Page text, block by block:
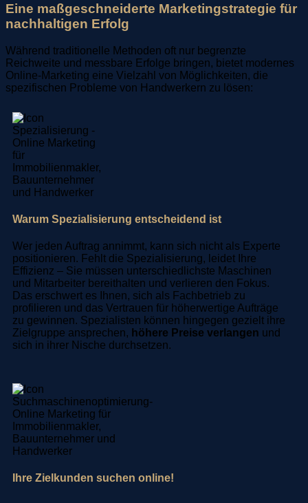
Eine maßgeschneiderte Marketingstrategie für
nachhaltigen Erfolg
Während traditionelle Methoden oft nur begrenzte
Reichweite und messbare Erfolge bringen, bietet modernes
Online-Marketing eine Vielzahl von Möglichkeiten, die
spezifischen Probleme von Handwerkern zu lösen:
Warum Spezialisierung entscheidend ist
Wer jeden Auftrag annimmt, kann sich nicht als Experte
positionieren. Fehlt die Spezialisierung, leidet Ihre
Effizienz – Sie müssen unterschiedlichste Maschinen
und Mitarbeiter bereithalten und verlieren den Fokus.
Das erschwert es Ihnen, sich als Fachbetrieb zu
profilieren und das Vertrauen für höherwertige Aufträge
zu gewinnen. Spezialisten können hingegen gezielt ihre
Zielgruppe ansprechen, höhere Preise verlangen und
sich in ihrer Nische durchsetzen.
Ihre Zielkunden suchen online!